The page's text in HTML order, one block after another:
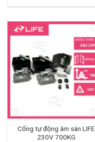
sao
Cổng tự động âm sàn LIFE
230V 700KG